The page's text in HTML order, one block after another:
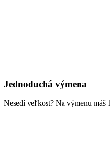
Jednoduchá výmena
Nesedí veľkost? Na výmenu máš